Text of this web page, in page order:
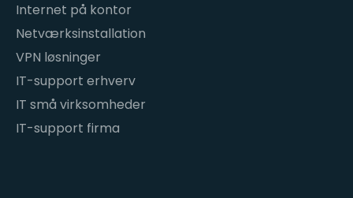
Internet på kontor
Netværksinstallation
VPN løsninger
IT-support erhverv
IT små virksomheder
IT-support firma